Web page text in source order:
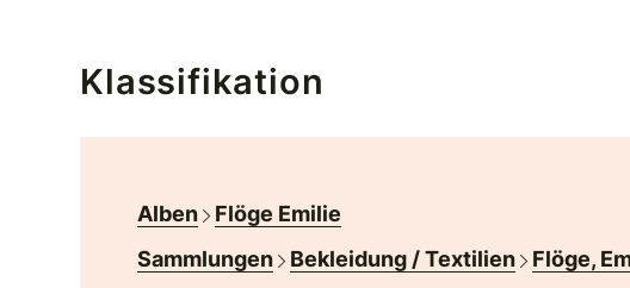
Klassifikation
Alben
Flöge Emilie
Sammlungen
Bekleidung / Textilien
Flöge,